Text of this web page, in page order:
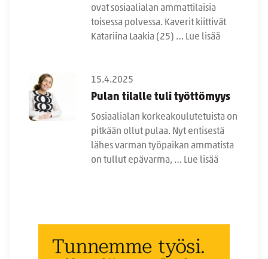
ovat sosiaalialan ammattilaisia
toisessa polvessa. Kaverit kiittivät
Katariina Laakia (25) … Lue lisää
15.4.2025
Pulan tilalle tuli työttömyys
Sosiaalialan korkeakoulutetuista on
pitkään ollut pulaa. Nyt entisestä
lähes varman työpaikan ammatista
on tullut epävarma, … Lue lisää